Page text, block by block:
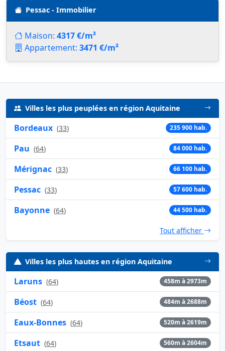
Pessac - Immobilier
Maison: 4317 €/m²
Appartement: 3471 €/m²
Villes les plus peuplées en région Aquitaine
Bordeaux (33) 235 900 hab.
Pau (64) 84 000 hab.
Mérignac (33) 66 100 hab.
Pessac (33) 57 600 hab.
Bayonne (64) 44 500 hab.
Tout afficher
Villes les plus hautes en région Aquitaine
Laruns (64) 458m à 2973m
Béost (64) 484m à 2688m
Eaux-Bonnes (64) 520m à 2619m
Etsaut (64) 560m à 2604m